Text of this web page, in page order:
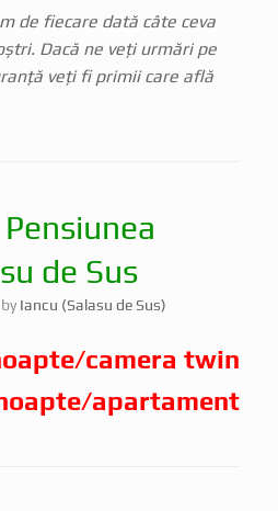
de fiecare dată câte ceva
Dacă ne veți urmări pe
veți fi primii care află
de Sus
by Iancu (Salasu de Sus)
camera twin
apartament